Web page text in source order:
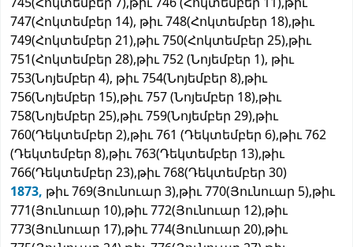
747(Հոկտեմբեր 14), թիւ 748(Հոկտեմբեր 18),թիւ
749(Հոկտեմբեր 21),թիւ 750(Հոկտեմբեր 25),թիւ
751(Հոկտեմբեր 28),թիւ 752 (Նոյեմբեր 1), թիւ
753(Նոյեմբեր 4), թիւ 754(Նոյեմբեր 8),թիւ
756(Նոյեմբեր 15),թիւ 757 (Նոյեմբեր 18),թիւ
758(Նոյեմբեր 25),թիւ 759(Նոյեմբեր 29),թիւ
760(Դեկտեմբեր 2),թիւ 761 (Դեկտեմբեր 6),թիւ 762
(Դեկտեմբեր 8),թիւ 763(Դեկտեմբեր 13),թիւ
766(Դեկտեմբեր 23),թիւ 768(Դեկտեմբեր 30)
1873, թիւ 769(Յունուար 3),թիւ 770(Յունուար 5),թիւ
771(Յունուար 10),թիւ 772(Յունուար 12),թիւ
773(Յունուար 17),թիւ 774(Յունուար 20),թիւ